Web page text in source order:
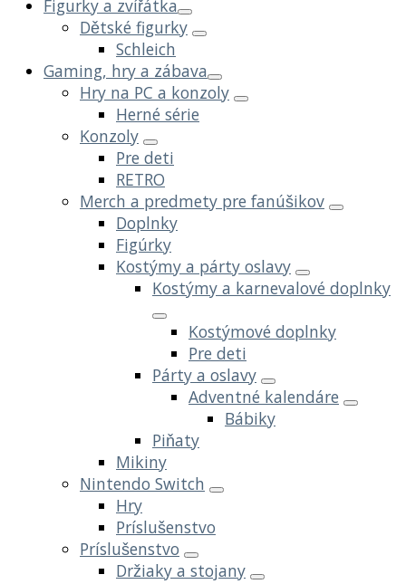
Figurky a zvířátka
Dětské figurky
Schleich
Gaming, hry a zábava
Hry na PC a konzoly
Herné série
Konzoly
Pre deti
RETRO
Merch a predmety pre fanúšikov
Doplnky
Figúrky
Kostýmy a párty oslavy
Kostýmy a karnevalové doplnky
Kostýmové doplnky
Pre deti
Párty a oslavy
Adventné kalendáre
Bábiky
Piňaty
Mikiny
Nintendo Switch
Hry
Príslušenstvo
Príslušenstvo
Držiaky a stojany